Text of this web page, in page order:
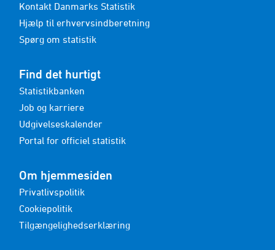
Kontakt Danmarks Statistik
Hjælp til erhvervsindberetning
Spørg om statistik
Find det hurtigt
Statistikbanken
Job og karriere
Udgivelseskalender
Portal for officiel statistik
Om hjemmesiden
Privatlivspolitik
Cookiepolitik
Tilgængelighedserklæring